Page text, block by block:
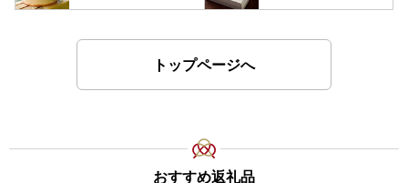
トップページへ
おすすめ返礼品